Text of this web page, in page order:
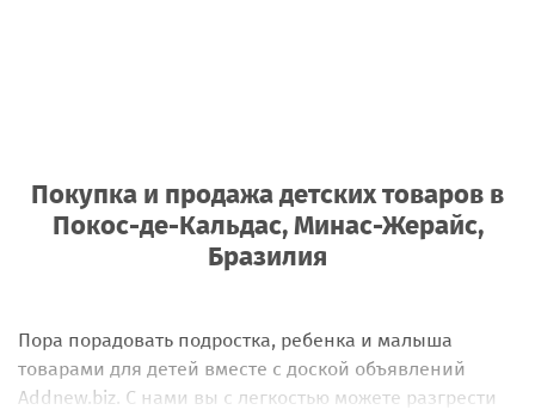
Покупка и продажа детских товаров в
Покос-де-Кальдас, Минас-Жерайс,
Бразилия
Пора порадовать подростка, ребенка и малыша
товарами для детей вместе с доской объявлений
Addnew.biz. С нами вы с легкостью можете разгрести